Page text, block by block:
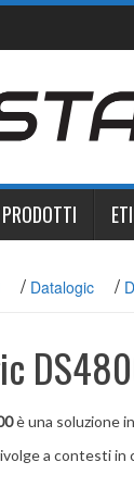
PRODOTTI
/ Datalogic /
è una soluzione
a contesti in